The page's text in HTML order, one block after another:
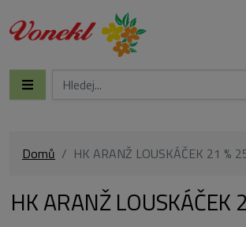
Domů HK ARANŽ LOUSKÁČEK 21 %
HK ARANŽ LOUSKÁČEK